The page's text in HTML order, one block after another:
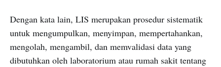
Dengan kata lain, LIS merupakan prosedur sistematik
untuk mengumpulkan, menyimpan, mempertahankan,
mengolah, mengambil, dan memvalidasi data yang
dibutuhkan oleh laboratorium atau rumah sakit tentang